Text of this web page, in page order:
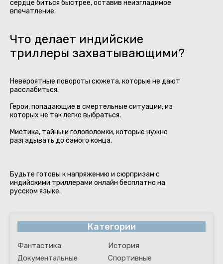
сердце биться быстрее, оставив неизгладимое
впечатление.
Что делает индийские
триллеры захватывающими?
Невероятные повороты сюжета, которые не дают
расслабиться.
Герои, попадающие в смертельные ситуации, из
которых не так легко выбраться.
Мистика, тайны и головоломки, которые нужно
разгадывать до самого конца.
Будьте готовы к напряжению и сюрпризам с
индийскими триллерами онлайн бесплатно на
русском языке.
Категории
Фантастика
История
Документальные
Спортивные